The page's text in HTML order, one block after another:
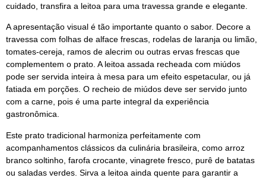
cuidado, transfira a leitoa para uma travessa grande e elegante.
A apresentação visual é tão importante quanto o sabor. Decore a
travessa com folhas de alface frescas, rodelas de laranja ou limão,
tomates-cereja, ramos de alecrim ou outras ervas frescas que
complementem o prato. A leitoa assada recheada com miúdos
pode ser servida inteira à mesa para um efeito espetacular, ou já
fatiada em porções. O recheio de miúdos deve ser servido junto
com a carne, pois é uma parte integral da experiência
gastronômica.
Este prato tradicional harmoniza perfeitamente com
acompanhamentos clássicos da culinária brasileira, como arroz
branco soltinho, farofa crocante, vinagrete fresco, purê de batatas
ou saladas verdes. Sirva a leitoa ainda quente para garantir a